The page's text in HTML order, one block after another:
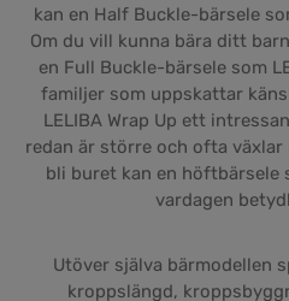
kan en Half Buckle-bärsele
Om du vill kunna bära ditt
en Full Buckle-bärsele som
familjer som uppskattar
LELIBA Wrap Up ett
redan är större och ofta
bli buret kan en höftbärsele
vardagen
Utöver själva bärmodellen
kroppslängd,